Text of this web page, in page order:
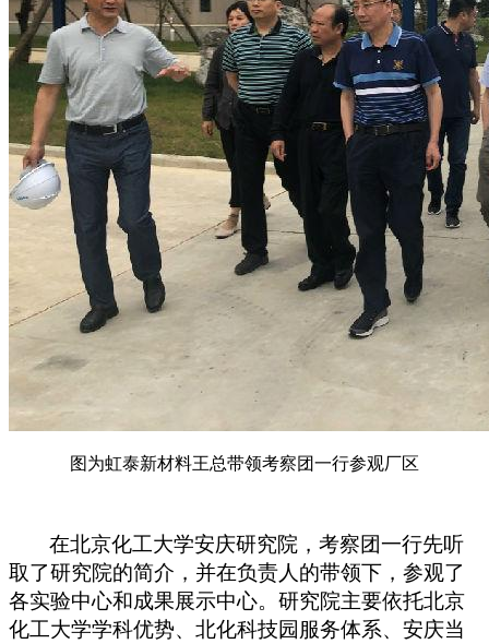
图为虹泰新材料王总带领考察团一行参观厂区
在北京化工大学安庆研究院，考察团一行先听
取了研究院的简介，并在负责人的带领下，参观了
各实验中心和成果展示中心。研究院主要依托北京
化工大学学科优势、北化科技园服务体系、安庆当